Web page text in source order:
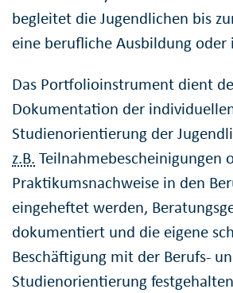
begleitet die Jugendlichen bis
eine berufliche Ausbildung oder
Das Portfolioinstrument dient
Dokumentation der
Studienorientierung der
z.B. Teilnahmebescheinigungen
Praktikumsnachweise in den
eingeheftet werden,
dokumentiert und die eigene
Beschäftigung mit der Berufs-
Studienorientierung